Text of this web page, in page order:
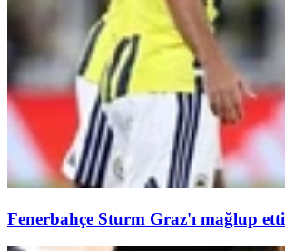
Fenerbahçe Sturm Graz'ı mağlup etti